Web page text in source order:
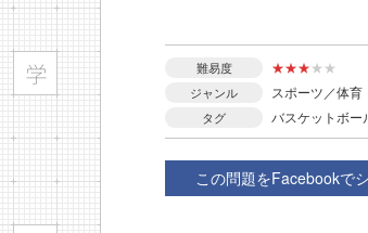
難易度 ★★★★ ★
ジャンル スポーツ／体育
タグ バスケットボー
この問題をFacebookで